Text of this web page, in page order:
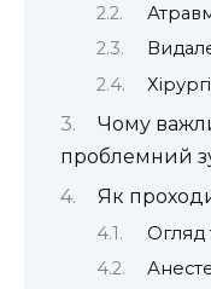
Чому
проблемний
Як
Огляд